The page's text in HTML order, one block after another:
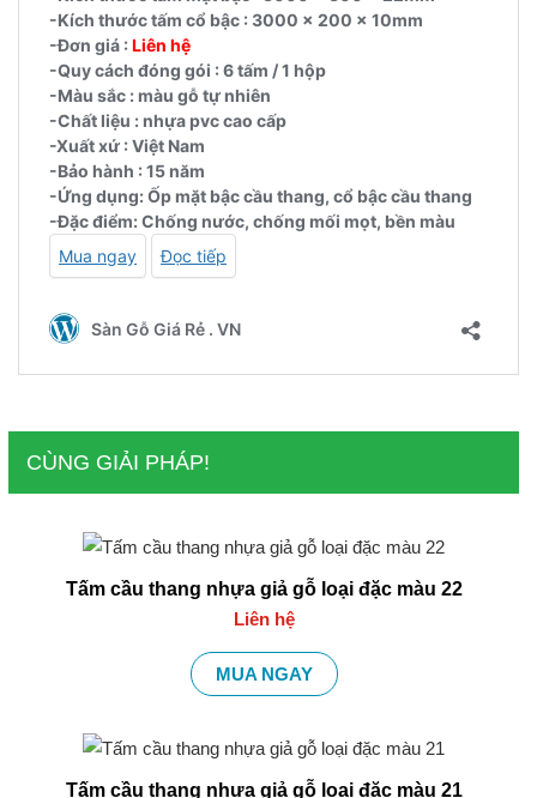
CÙNG GIẢI PHÁP!
Tấm cầu thang nhựa giả gỗ loại đặc màu 22
Liên hệ
MUA NGAY
Tấm cầu thang nhựa giả gỗ loại đặc màu 21